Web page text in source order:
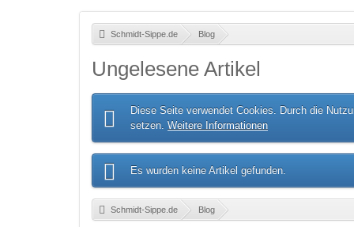
Schmidt-Sippe.de Blog
Ungelesene Artikel
Diese Seite verwendet Cookies. Durch die
setzen. Weitere Informationen
Es wurden keine Artikel gefunden.
Schmidt-Sippe.de Blog